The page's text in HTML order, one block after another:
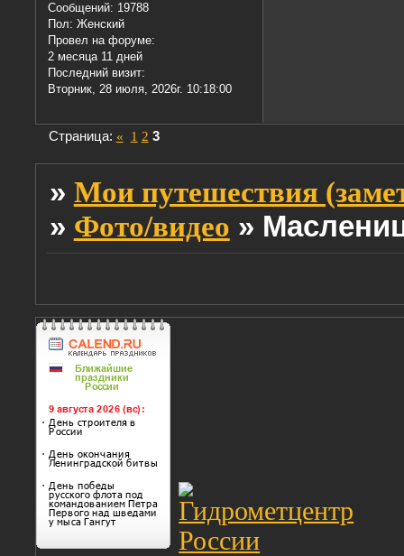
Сообщений: 19788
Пол: Женский
Провел на форуме:
2 месяца 11 дней
Последний визит:
Вторник, 28 июля, 2026г. 10:18:00
Страница: « 1 2 3
» Мои путешествия
» Фото/видео »